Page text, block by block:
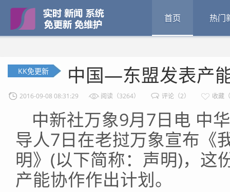
首页 热门
KK免更新 中国—东盟发表产
2016-09-08 08:31:29 阅读（3264） 评论（2） 收藏
中新社万象9月7日电 中
导人7日在老挝万象宣布
明》(以下简称：声明)，这
产能协作作出计划。